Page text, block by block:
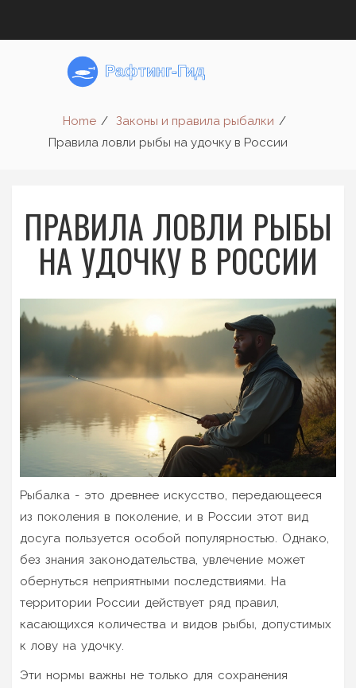
Home
Законы и правила рыбалки
Правила ловли рыбы на удочку в России
ПРАВИЛА ЛОВЛИ РЫБЫ
НА УДОЧКУ В РОССИИ
Рыбалка - это древнее искусство, передающееся
из поколения в поколение, и в России этот вид
досуга пользуется особой популярностью. Однако,
без знания законодательства, увлечение может
обернуться неприятными последствиями. На
территории России действует ряд правил,
касающихся количества и видов рыбы, допустимых
к лову на удочку.
Эти нормы важны не только для сохранения